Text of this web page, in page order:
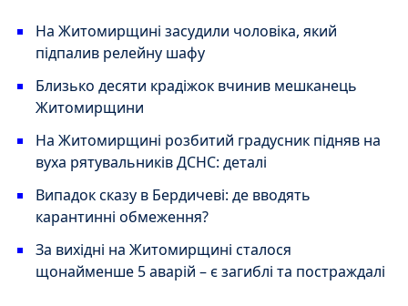
На Житомирщині засудили чоловіка, який
підпалив релейну шафу
Близько десяти крадіжок вчинив мешканець
Житомирщини
На Житомирщині розбитий градусник підняв на
вуха рятувальників ДСНС: деталі
Випадок сказу в Бердичеві: де вводять
карантинні обмеження?
За вихідні на Житомирщині сталося
щонайменше 5 аварій – є загиблі та постраждалі